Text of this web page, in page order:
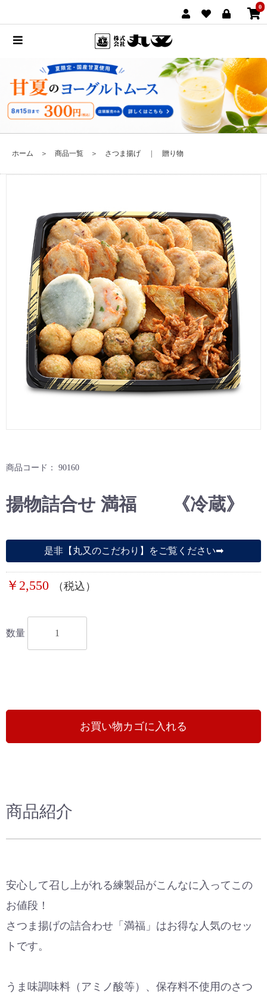
0
ホーム ＞ 商品一覧 ＞ さつま揚げ 贈り物
商品コード： 90160
揚物詰合せ 満福 《冷蔵》
是非【丸又のこだわり】をご覧ください➡︎︎
￥2,550 （税込）
数量
お買い物カゴに入れる
商品紹介
安心して召し上がれる練製品がこんなに入ってこの
お値段！
さつま揚げの詰合わせ「満福」はお得な人気のセッ
トです。
うま味調味料（アミノ酸等）、保存料不使用のさつ